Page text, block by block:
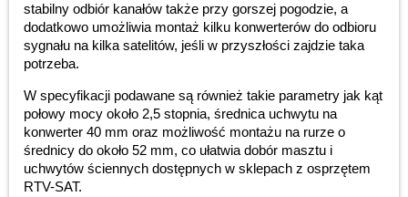
stabilny odbiór kanałów także przy gorszej pogodzie, a
dodatkowo umożliwia montaż kilku konwerterów do odbioru
sygnału na kilka satelitów, jeśli w przyszłości zajdzie taka
potrzeba.
W specyfikacji podawane są również takie parametry jak kąt
połowy mocy około 2,5 stopnia, średnica uchwytu na
konwerter 40 mm oraz możliwość montażu na rurze o
średnicy do około 52 mm, co ułatwia dobór masztu i
uchwytów ściennych dostępnych w sklepach z osprzętem
RTV-SAT.